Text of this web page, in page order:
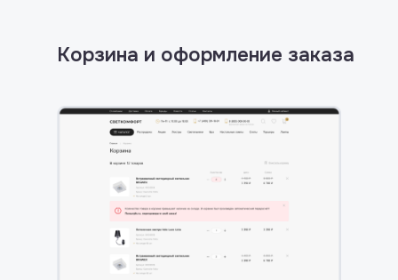
Корзина и оформление заказа